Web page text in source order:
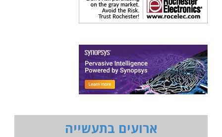
ארועים בתעשייה